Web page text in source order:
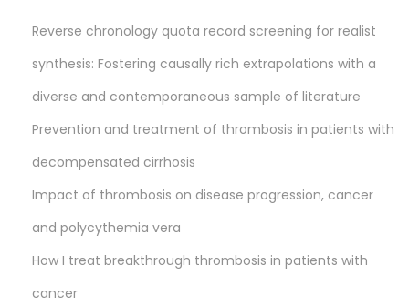
Reverse chronology quota record screening for realist
synthesis: Fostering causally rich extrapolations with a
diverse and contemporaneous sample of literature
Prevention and treatment of thrombosis in patients with
decompensated cirrhosis
Impact of thrombosis on disease progression, cancer
and polycythemia vera
How I treat breakthrough thrombosis in patients with
cancer